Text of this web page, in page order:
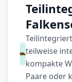
teilweise
kompakte
Paare oder